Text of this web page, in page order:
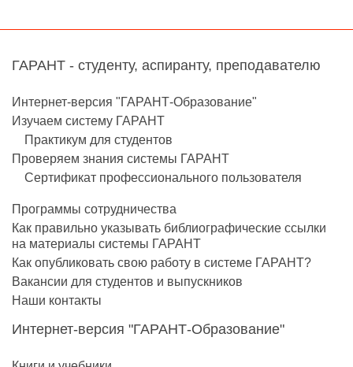
ГАРАНТ - студенту, аспиранту, преподавателю
Интернет-версия "ГАРАНТ-Образование"
Изучаем систему ГАРАНТ
Практикум для студентов
Проверяем знания системы ГАРАНТ
Сертификат профессионального пользователя
Программы сотрудничества
Как правильно указывать библиографические ссылки
на материалы системы ГАРАНТ
Как опубликовать свою работу в системе ГАРАНТ?
Вакансии для студентов и выпускников
Наши контакты
Интернет-версия "ГАРАНТ-Образование"